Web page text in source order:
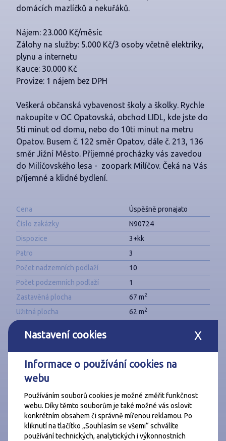
Nastavení cookies X
Informace o používání cookies na
webu
Používáním souborů cookies je možné změřit funkčnost
webu. Díky těmto souborům je také možné vás oslovit
konkrétním obsahem či správně mířenou reklamou. Po
kliknutí na tlačítko „Souhlasím se všemi“ schválíte
používání technických, analytických i výkonnostních
domácích mazlíčků a nekuřáků.
Nájem: 23.000 Kč/měsíc
Zálohy na služby: 5.000 Kč/3 osoby včetně elektriky,
plynu a internetu
Kauce: 30.000 Kč
Provize: 1 nájem bez DPH
Veškerá občanská vybavenost školy a školky. Rychle
nakoupíte v OC Opatovská, obchod LIDL, kde jste do
5ti minut od domu, nebo do 10ti minut na metru
Opatov. Busem č. 122 směr Opatov, dále č. 213, 136
směr Jižní Město. Příjemné procházky vás zavedou
do Milíčovského lesa - zoopark Milíčov. Čeká na Vás
příjemné a klidné bydlení.
Cena
Úspěšně pronajato
Číslo zakázky
N90724
Dispozice
3+kk
Patro
3
Počet nadzemních podlaží
10
Počet podzemních podlaží
1
Zastavěná plocha
67 m2
Užitná plocha 62 m2
Typ nemovitosti
Doprava
Silnice, MHD, Autobus
Energetická náročnost budovy
B - Velmi úsporná